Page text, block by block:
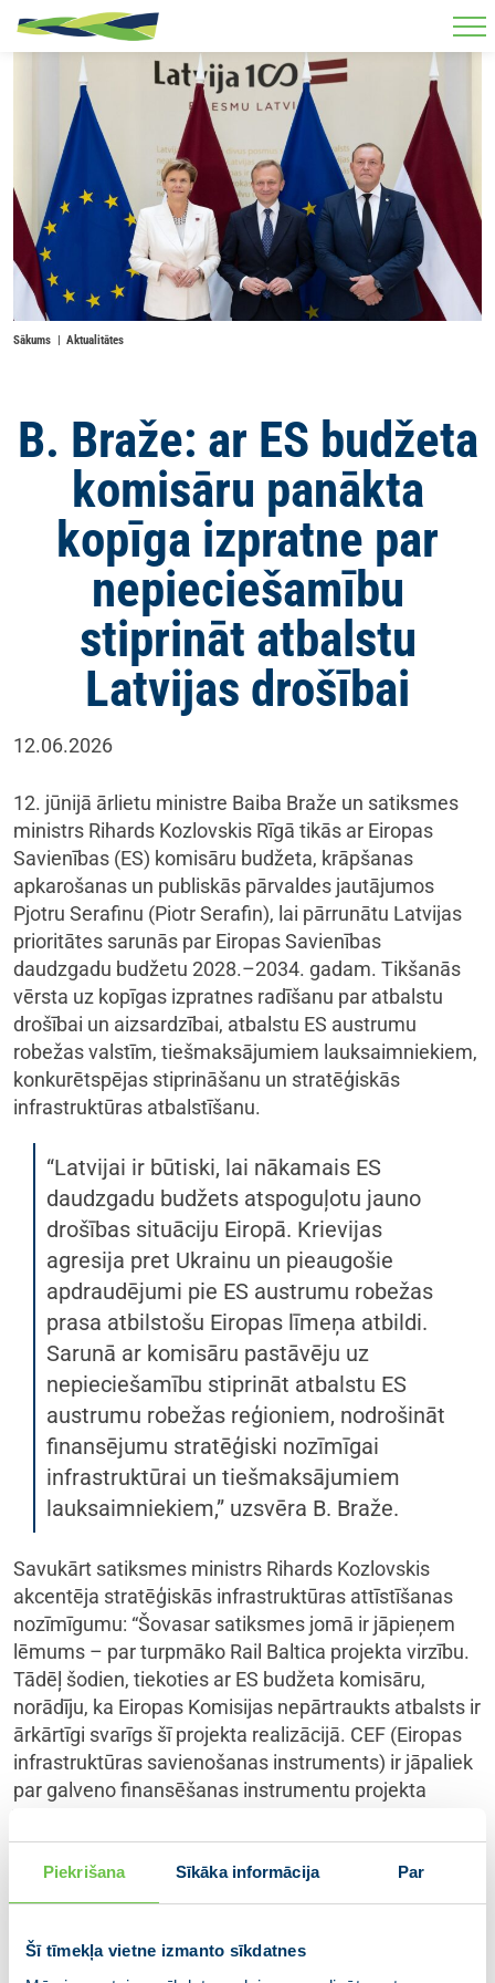
Piekrišana Sīkāka informācija Par
Šī tīmekļa vietne izmanto sīkdatnes
Skip to main content
Sākums Aktualitātes
B. Braže: ar ES budžeta
komisāru panākta
kopīga izpratne par
nepieciešamību
stiprināt atbalstu
Latvijas drošībai
12.06.2026
12. jūnijā ārlietu ministre Baiba Braže un satiksmes
ministrs Rihards Kozlovskis Rīgā tikās ar Eiropas
Savienības (ES) komisāru budžeta, krāpšanas
apkarošanas un publiskās pārvaldes jautājumos
Pjotru Serafinu (Piotr Serafin), lai pārrunātu Latvijas
prioritātes sarunās par Eiropas Savienības
daudzgadu budžetu 2028.–2034. gadam. Tikšanās
vērsta uz kopīgas izpratnes radīšanu par atbalstu
drošībai un aizsardzībai, atbalstu ES austrumu
robežas valstīm, tiešmaksājumiem lauksaimniekiem,
konkurētspējas stiprināšanu un stratēģiskās
infrastruktūras atbalstīšanu.
“Latvijai ir būtiski, lai nākamais ES
daudzgadu budžets atspoguļotu jauno
drošības situāciju Eiropā. Krievijas
agresija pret Ukrainu un pieaugošie
apdraudējumi pie ES austrumu robežas
prasa atbilstošu Eiropas līmeņa atbildi.
Sarunā ar komisāru pastāvēju uz
nepieciešamību stiprināt atbalstu ES
austrumu robežas reģioniem, nodrošināt
finansējumu stratēģiski nozīmīgai
infrastruktūrai un tiešmaksājumiem
lauksaimniekiem,” uzsvēra B. Braže.
Savukārt satiksmes ministrs Rihards Kozlovskis
akcentēja stratēģiskās infrastruktūras attīstīšanas
nozīmīgumu: “Šovasar satiksmes jomā ir jāpieņem
lēmums – par turpmāko Rail Baltica projekta virzību.
Tādēļ šodien, tiekoties ar ES budžeta komisāru,
norādīju, ka Eiropas Komisijas nepārtraukts atbalsts ir
ārkārtīgi svarīgs šī projekta realizācijā. CEF (Eiropas
infrastruktūras savienošanas instruments) ir jāpaliek
par galveno finansēšanas instrumentu projekta
robežas, kur transporta infrastruktūrai ir kritiski
svarīga nozīme Eiropas kolektīvajā drošībā.”
Komisijas iniciatīvām, kas vērstas uz ES austrumu